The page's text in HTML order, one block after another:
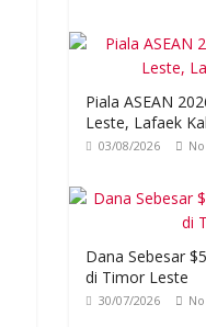
Piala ASEAN
Leste, Lafaek
03/08/2026
Dana Sebesar
di Timor Leste
30/07/2026